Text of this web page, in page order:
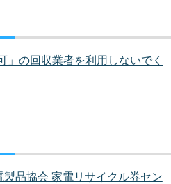
」の回収業者を利用しないでく
品協会 家電リサイクル券セン